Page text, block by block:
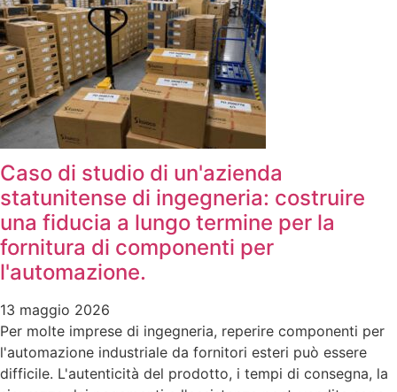
Caso di studio di un'azienda
statunitense di ingegneria: costruire
una fiducia a lungo termine per la
fornitura di componenti per
l'automazione.
13 maggio 2026
Per molte imprese di ingegneria, reperire componenti per
l'automazione industriale da fornitori esteri può essere
difficile. L'autenticità del prodotto, i tempi di consegna, la